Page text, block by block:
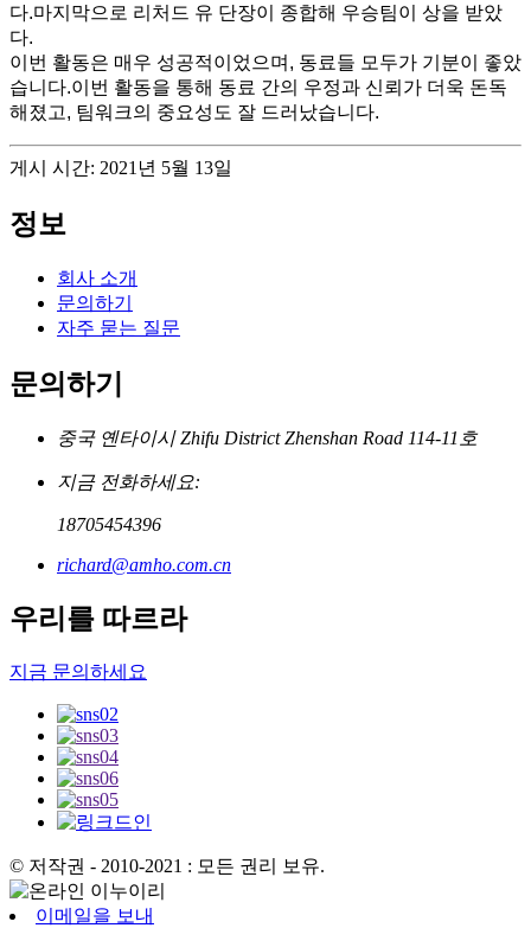
다.마지막으로 리처드 유 단장이 종합해 우승팀이 상을 받았
다.
이번 활동은 매우 성공적이었으며, 동료들 모두가 기분이 좋았
습니다.이번 활동을 통해 동료 간의 우정과 신뢰가 더욱 돈독
해졌고, 팀워크의 중요성도 잘 드러났습니다.
게시 시간: 2021년 5월 13일
정보
회사 소개
문의하기
자주 묻는 질문
문의하기
중국 옌타이시 Zhifu District Zhenshan Road 114-11호
지금 전화하세요:
18705454396
richard@amho.com.cn
우리를 따르라
지금 문의하세요
© 저작권 - 2010-2021 : 모든 권리 보유.
이메일을 보내